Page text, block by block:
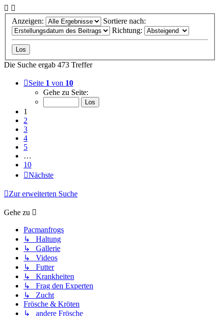
Anzeigen:
Sortiere nach:
Richtung:
Die Suche ergab 473 Treffer
Seite 1 von 10
Gehe zu Seite:
1
2
3
4
5
…
10
Nächste
Zur erweiterten Suche
Gehe zu
Pacmanfrogs
↳ Haltung
↳ Gallerie
↳ Videos
↳ Futter
↳ Krankheiten
↳ Frag den Experten
↳ Zucht
Frösche & Kröten
↳ andere Frösche